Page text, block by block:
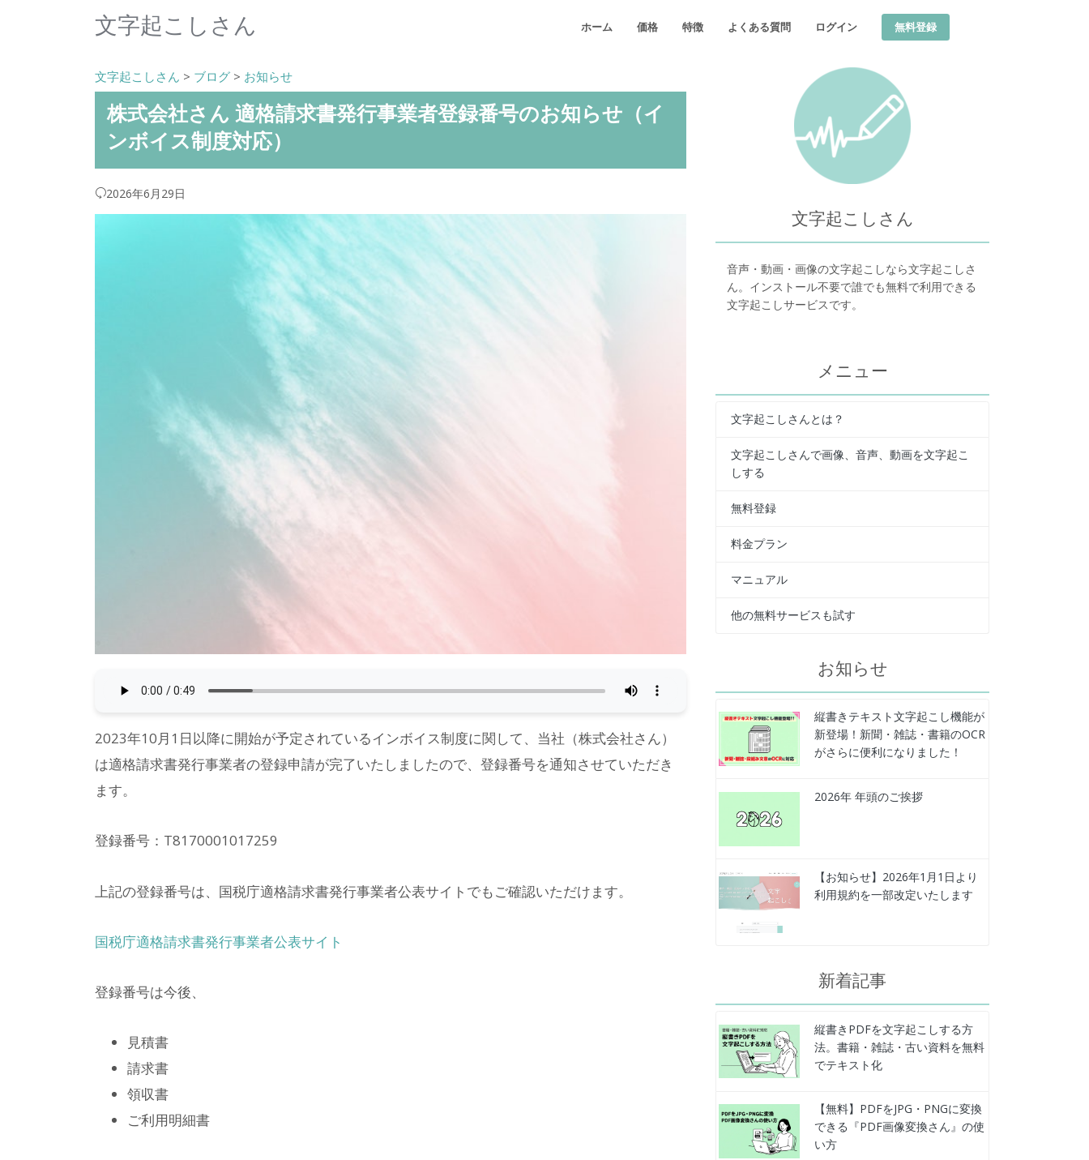
文字起こしさん ホーム 価格 特徴 よくある質問 ログイン 無料登録
文字起こしさん > ブログ > お知らせ
株式会社さん 適格請求書発行事業者登録番号のお知らせ（イ
ンボイス制度対応）
2026年6月29日
2023年10月1日以降に開始が予定されているインボイス制度に関して、当社（株式会社さん）
は適格請求書発行事業者の登録申請が完了いたしましたので、登録番号を通知させていただき
ます。
登録番号：T8170001017259
上記の登録番号は、国税庁適格請求書発行事業者公表サイトでもご確認いただけます。
国税庁適格請求書発行事業者公表サイト
登録番号は今後、
見積書
請求書
領収書
ご利用明細書
文字起こしさん
音声・動画・画像の文字起こしなら文字起こしさ
ん。インストール不要で誰でも無料で利用できる
文字起こしサービスです。
メニュー
文字起こしさんとは？
文字起こしさんで画像、音声、動画を文字起こ
しする
無料登録
料金プラン
マニュアル
他の無料サービスも試す
お知らせ
縦書きテキスト文字起こし機能が
新登場！新聞・雑誌・書籍のOCR
がさらに便利になりました！
2026年 年頭のご挨拶
【お知らせ】2026年1月1日より
利用規約を一部改定いたします
新着記事
縦書きPDFを文字起こしする方
法。書籍・雑誌・古い資料を無料
でテキスト化
【無料】PDFをJPG・PNGに変換
できる『PDF画像変換さん』の使
い方